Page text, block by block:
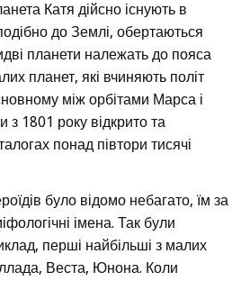
Катя дійсно існують в
до Землі, обертаються
планети належать до пояса
планет, які вчиняють політ
між орбітами Марса і
1801 року відкрито та
понад півтори тисячі
було відомо небагато, їм за
імена. Так були
перші найбільші з малих
Веста, Юнона. Коли